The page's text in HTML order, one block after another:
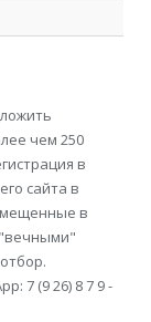
чем 250
в
сайта в
в
"вечными"
7 (9 26) 8 7 9 -